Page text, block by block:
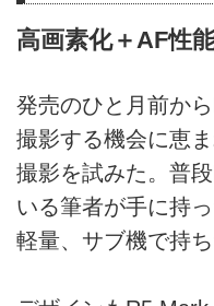
高画素化＋AF性
発売のひと月前か
撮影する機会に恵
撮影を試みた。普
いる筆者が手に持
軽量、サブ機で持